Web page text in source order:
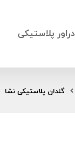
دراور پلاستیکی
گلدان پلاستیکی نشا